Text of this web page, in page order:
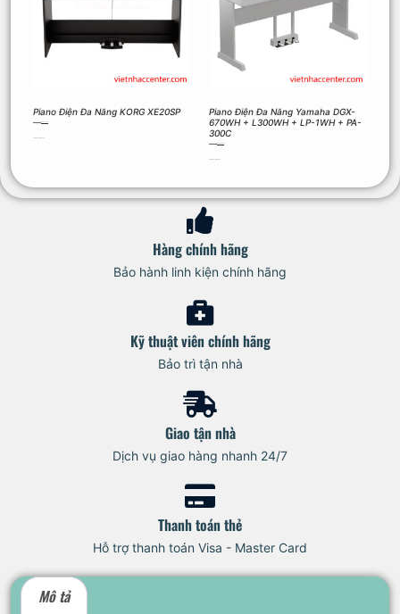
Piano Điện Đa Năng KORG XE20SP
Piano Điện Đa Năng Yamaha DGX-
670WH + L300WH + LP-1WH + PA-
300C
Hàng chính hãng
Bảo hành linh kiện chính hãng
Kỹ thuật viên chính hãng
Bảo trì tận nhà
Giao tận nhà
Dịch vụ giao hàng nhanh 24/7
Thanh toán thẻ
Hỗ trợ thanh toán Visa - Master Card
Mô tả